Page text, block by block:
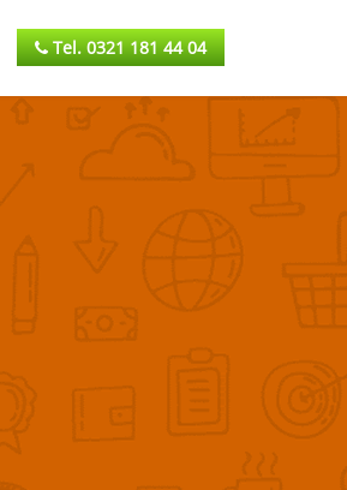
Tel. 0321 181 44 04